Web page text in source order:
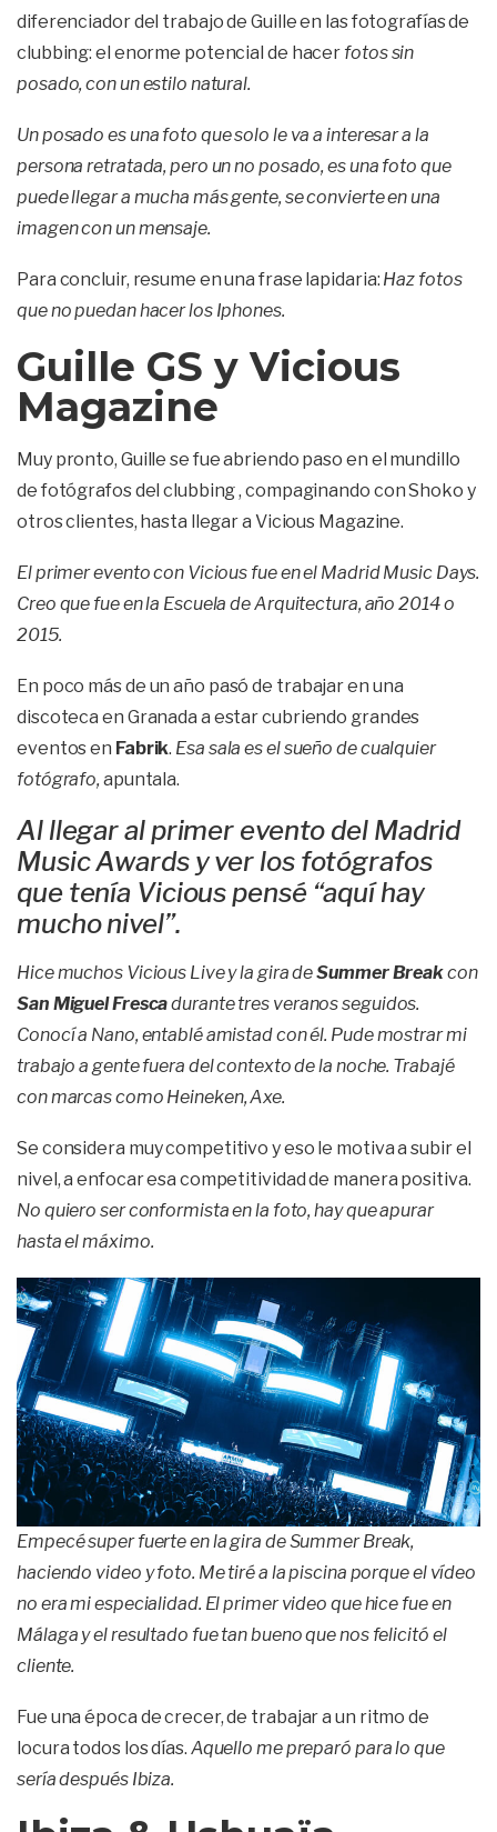
diferenciador del trabajo de Guille en las fotografías de
clubbing: el enorme potencial de hacer fotos sin
posado, con un estilo natural.
Un posado es una foto que solo le va a interesar a la
persona retratada, pero un no posado, es una foto que
puede llegar a mucha más gente, se convierte en una
imagen con un mensaje.
Para concluir, resume en una frase lapidaria: Haz fotos
que no puedan hacer los Iphones.
Guille GS y Vicious
Magazine
Muy pronto, Guille se fue abriendo paso en el mundillo
de fotógrafos del clubbing , compaginando con Shoko y
otros clientes, hasta llegar a Vicious Magazine.
El primer evento con Vicious fue en el Madrid Music Days.
Creo que fue en la Escuela de Arquitectura, año 2014 o
2015.
En poco más de un año pasó de trabajar en una
discoteca en Granada a estar cubriendo grandes
eventos en Fabrik. Esa sala es el sueño de cualquier
fotógrafo, apuntala.
Al llegar al primer evento del Madrid
Music Awards y ver los fotógrafos
que tenía Vicious pensé “aquí hay
mucho nivel”.
Hice muchos Vicious Live y la gira deSummer Breakcon
San Miguel Frescadurante tres veranos seguidos.
Conocí a Nano, entablé amistad con él. Pude mostrar mi
trabajo a gente fuera del contexto de la noche. Trabajé
con marcas como Heineken, Axe.
Se considera muy competitivo y eso le motiva a subir el
nivel, a enfocar esa competitividad de manera positiva.
No quiero ser conformista en la foto, hay que apurar
hasta el máximo.
Empecé super fuerte en la gira de Summer Break,
haciendo video y foto. Me tiré a la piscina porque el vídeo
no era mi especialidad. El primer video que hice fue en
Málaga y el resultado fue tan bueno que nos felicitó el
cliente.
Fue una época de crecer, de trabajar a un ritmo de
locura todos los días. Aquello me preparó para lo que
sería después Ibiza.